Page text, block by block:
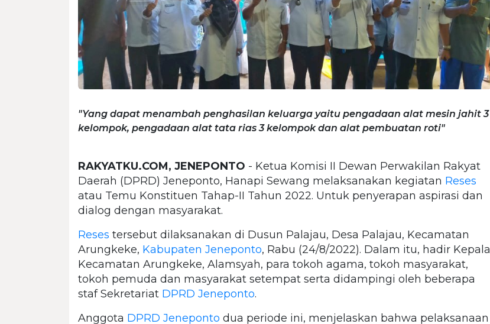
"Yang dapat menambah penghasilan keluarga yaitu pengadaan alat mesin jahit 3
kelompok, pengadaan alat tata rias 3 kelompok dan alat pembuatan roti"
RAKYATKU.COM, JENEPONTO - Ketua Komisi II Dewan Perwakilan Rakyat
Daerah (DPRD) Jeneponto, Hanapi Sewang melaksanakan kegiatan Reses
atau Temu Konstituen Tahap-II Tahun 2022. Untuk penyerapan aspirasi dan
dialog dengan masyarakat.
Reses tersebut dilaksanakan di Dusun Palajau, Desa Palajau, Kecamatan
Arungkeke, Kabupaten Jeneponto, Rabu (24/8/2022). Dalam itu, hadir Kepala
Kecamatan Arungkeke, Alamsyah, para tokoh agama, tokoh masyarakat,
tokoh pemuda dan masyarakat setempat serta didampingi oleh beberapa
staf Sekretariat DPRD Jeneponto.
Anggota DPRD Jeneponto dua periode ini, menjelaskan bahwa pelaksanaan